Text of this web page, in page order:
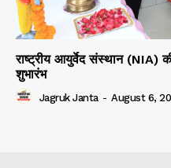
राष्ट्रीय आयुर्वेद संस्थान (NIA)
शुभारंभ
Jagruk Janta - August 6,